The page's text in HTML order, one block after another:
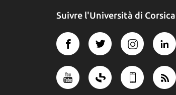
Suivre l'Università di Corsica